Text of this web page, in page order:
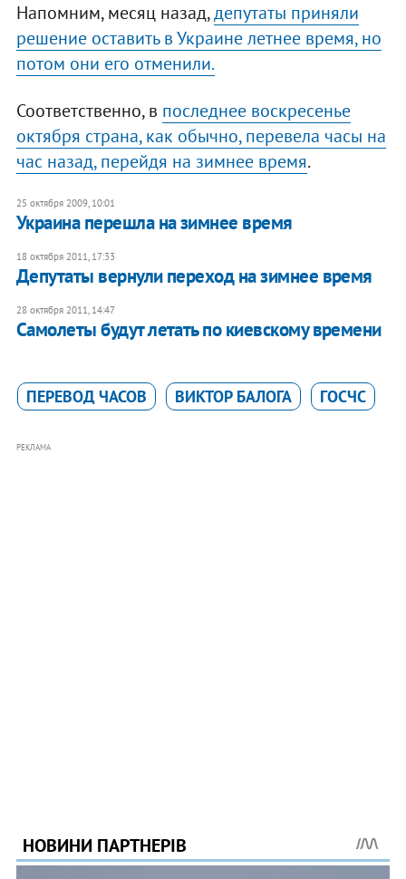
Напомним, месяц назад,депутаты приняли
решение оставить в Украине летнее время, но
потом они его отменили.
Соответственно, в последнее воскресенье
октября страна, как обычно, перевела часы на
час назад, перейдя на зимнее время.
25 октября 2009, 10:01
Украина перешла на зимнее время
18 октября 2011, 17:33
Депутаты вернули переход на зимнее время
28 октября 2011, 14:47
Самолеты будут летать по киевскому времени
ПЕРЕВОД ЧАСОВ ВИКТОР БАЛОГА ГОСЧС
РЕКЛАМА